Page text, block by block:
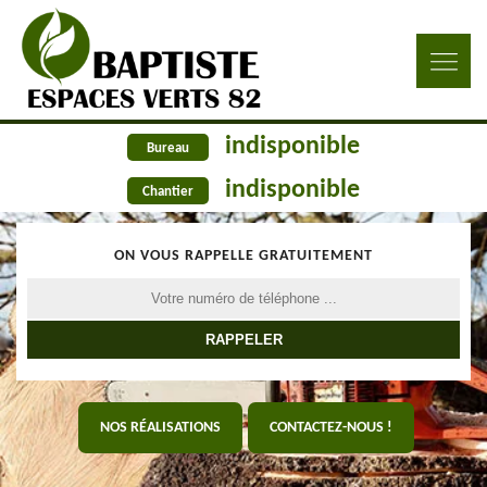
Bureau indisponible
Chantier indisponible
ON VOUS RAPPELLE GRATUITEMENT
NOS RÉALISATIONS CONTACTEZ-NOUS !